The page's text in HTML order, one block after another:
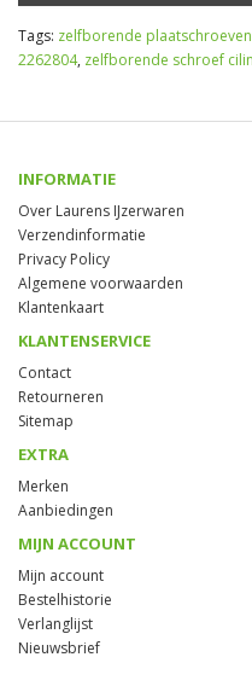
Tags: zelfborende
2262804, zelfborende schroef
INFORMATIE
Over Laurens IJzerwaren
Verzendinformatie
Privacy Policy
Algemene voorwaarden
Klantenkaart
KLANTENSERVICE
Contact
Retourneren
Sitemap
EXTRA
Merken
Aanbiedingen
MIJN ACCOUNT
Mijn account
Bestelhistorie
Verlanglijst
Nieuwsbrief